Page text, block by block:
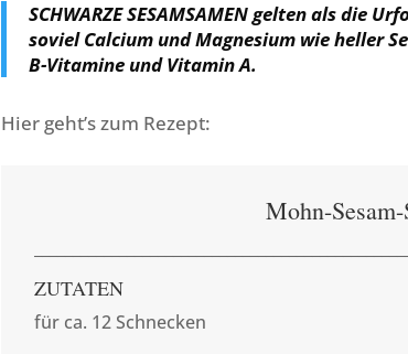
SCHWARZE SESAMSAMEN gelten als die
soviel Calcium und Magnesium wie heller
B-Vitamine und Vitamin A.
Hier geht’s zum Rezept:
Mohn-
ZUTATEN
für ca. 12 Schnecken